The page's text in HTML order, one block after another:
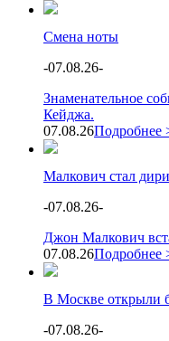
Смена ноты
-07.08.26-
Знаменательное
Кейджа.
07.08.26Подробнее
Малкович стал
-07.08.26-
Джон Малкович
07.08.26Подробнее
В Москве открыли
-07.08.26-